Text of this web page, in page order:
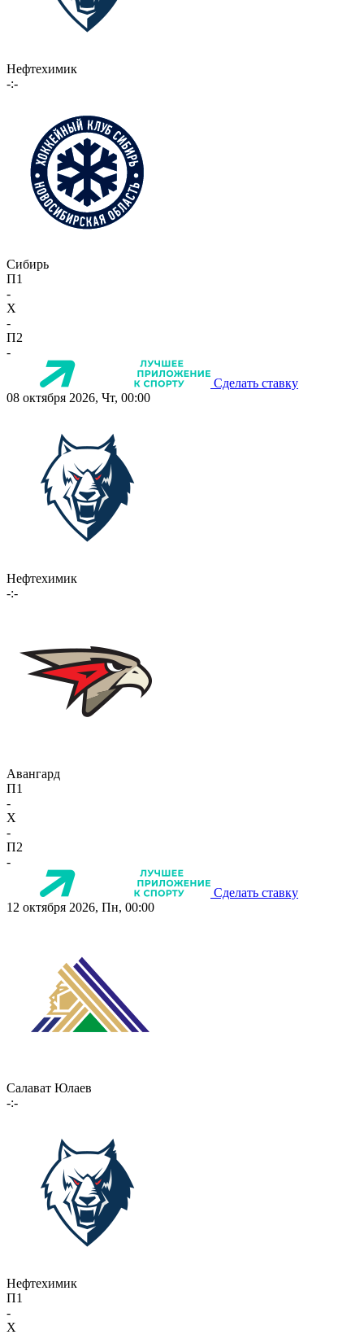
Нефтехимик
-:-
Сибирь
П1
-
X
-
П2
-
Сделать ставку
08 октября 2026, Чт, 00:00
Нефтехимик
-:-
Авангард
П1
-
X
-
П2
-
Сделать ставку
12 октября 2026, Пн, 00:00
Салават Юлаев
-:-
Нефтехимик
П1
-
X